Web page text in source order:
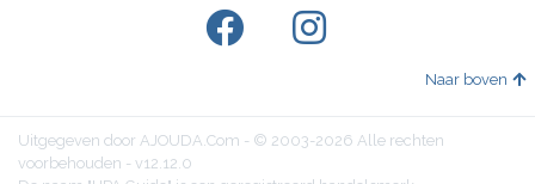
Naar boven
Uitgegeven door AJOUDA.Com - © 2003-2026 Alle rechten
voorbehouden - v12.12.0